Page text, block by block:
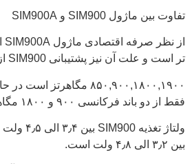
تفاوت بین ماژول SIM900 و SIM900A
تر است و علت آن نیز پشتیبانی SIM900 از ۴ باند فرکانسی
فقط از دو باند فرکانسی ۹۰۰ و ۱۸۰۰ مگاهرتز پشتیبانی می نماید.
بین ۳٫۲ الی ۴٫۸ ولت است.